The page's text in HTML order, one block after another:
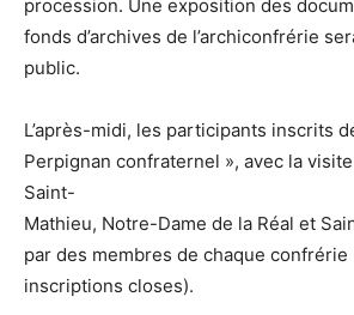
procession. Une exposition des
fonds d’archives de l’archiconfrérie
public.
L’après-midi, les participants inscrits
Perpignan confraternel », avec la
Saint-
Mathieu, Notre-Dame de la Réal et
par des membres de chaque
inscriptions closes).